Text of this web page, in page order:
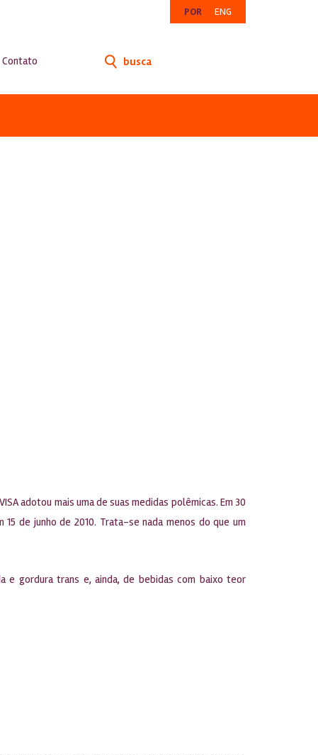
POR ENG
Contato busca
adotou mais uma de suas medidas polêmicas. Em 30
15 de junho de 2010. Trata-se nada menos do que um
e gordura trans e, ainda, de bebidas com baixo teor